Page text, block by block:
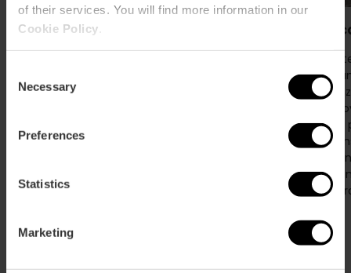
of their services. You will find more information in our
Cookie Policy
Selection
Necessary
Preferences
Statistics
Marketing
Habitual
cucina mediterranea. Offre una proposta
sostenibilità e al rispetto della tradizione.
riflettono la ricchezza del Mediterraneo.
piena
rurale,
legna e i
cucina